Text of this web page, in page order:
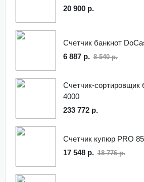
20 900 р.
Счетчик банкнот
6 887 р. 8 540 р.
Счетчик-сортировщик
4000
233 772 р.
Счетчик купюр PRO
17 548 р. 18 776 р.